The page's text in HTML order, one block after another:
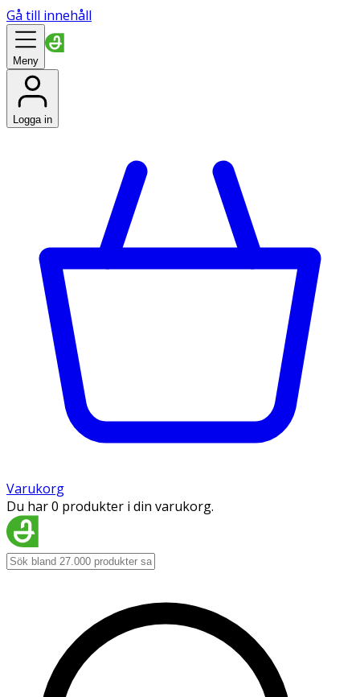
Gå till innehåll
Meny
Logga in
Varukorg
Du har 0 produkter i din varukorg.